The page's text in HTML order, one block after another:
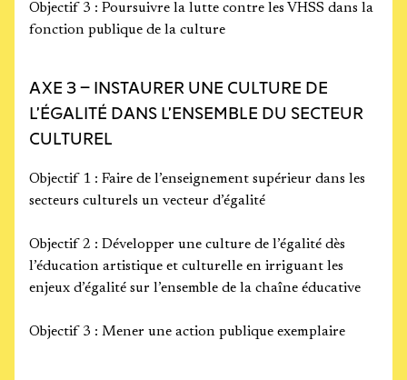
Objectif 3 : Poursuivre la lutte contre les VHSS dans la
fonction publique de la culture
AXE 3 – INSTAURER UNE CULTURE DE
L’ÉGALITÉ DANS L’ENSEMBLE DU SECTEUR
CULTUREL
Objectif 1 : Faire de l’enseignement supérieur dans les
secteurs culturels un vecteur d’égalité
Objectif 2 : Développer une culture de l’égalité dès
l’éducation artistique et culturelle en irriguant les
enjeux d’égalité sur l’ensemble de la chaîne éducative
Objectif 3 : Mener une action publique exemplaire